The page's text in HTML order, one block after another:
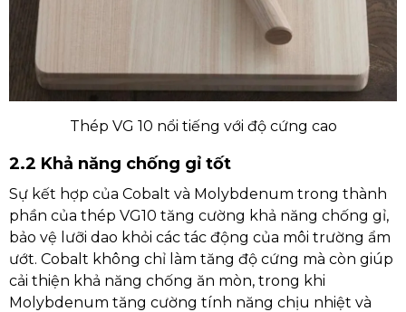
Thép VG 10 nổi tiếng với độ cứng cao
2.2 Khả năng chống gỉ tốt
Sự kết hợp của Cobalt và Molybdenum trong thành
phần của thép VG10 tăng cường khả năng chống gỉ,
bảo vệ lưỡi dao khỏi các tác động của môi trường ẩm
ướt. Cobalt không chỉ làm tăng độ cứng mà còn giúp
cải thiện khả năng chống ăn mòn, trong khi
Molybdenum tăng cường tính năng chịu nhiệt và